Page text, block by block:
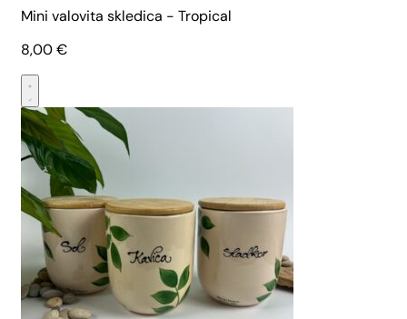
Mini valovita skledica - Tropical
8,00€